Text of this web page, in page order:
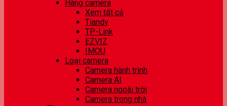
Hãng camera
Xem tất cả
Tiandy
TP-Link
EZVIZ
IMOU
Loại camera
Camera hành trình
Camera AI
Camera ngoài trời
Camera trong nhà